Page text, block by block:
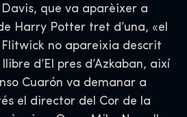
que va aparèixer a
Harry Potter tret d’una, «el
no apareixia descrit
d’El pres d’Azkaban, així
Cuarón va demanar a
el director del Cor de la